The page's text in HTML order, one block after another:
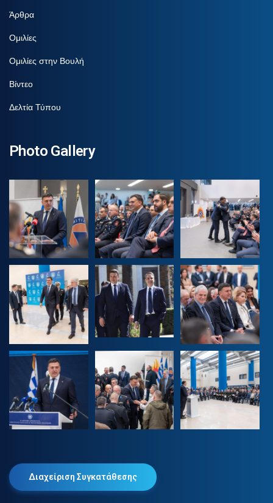
Άρθρα
Ομιλίες
Ομιλίες στην Βουλή
Βίντεο
Δελτία Τύπου
Photo Gallery
Διαχείριση Συγκατάθεσης